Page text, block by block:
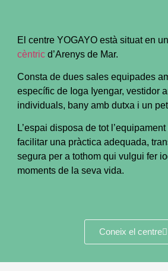
El centre YOGAYO està situat en un
cèntric d’Arenys de Mar.
Consta de dues sales equipades
específic de Ioga Iyengar, vestidor
individuals, bany amb dutxa i un
L’espai disposa de tot
facilitar una pràctica adequada,
segura per a tothom qui vulgui fer
moments de la seva vida.
Coneix el centre